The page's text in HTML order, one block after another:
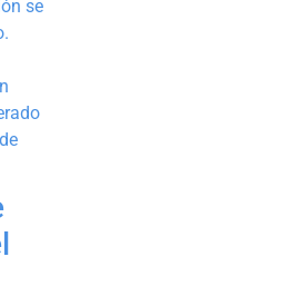
se